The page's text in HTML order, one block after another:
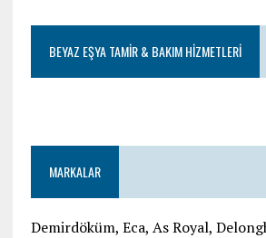
BEYAZ EŞYA TAMIR & BAKIM HIZMETLERI
MARKALAR
Demirdöküm, Eca, As Royal,